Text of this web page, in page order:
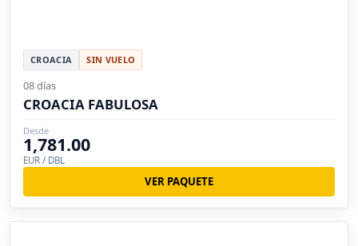
CROACIA SIN VUELO
08 días
CROACIA FABULOSA
Desde
1,781.00
EUR / DBL
VER PAQUETE